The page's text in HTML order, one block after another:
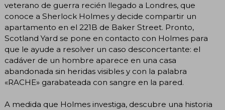
veterano de guerra recién llegado a Londres, que
conoce a Sherlock Holmes y decide compartir un
apartamento en el 221B de Baker Street. Pronto,
Scotland Yard se pone en contacto con Holmes para
que le ayude a resolver un caso desconcertante: el
cadáver de un hombre aparece en una casa
abandonada sin heridas visibles y con la palabra
«RACHE» garabateada con sangre en la pared.
A medida que Holmes investiga, descubre una historia